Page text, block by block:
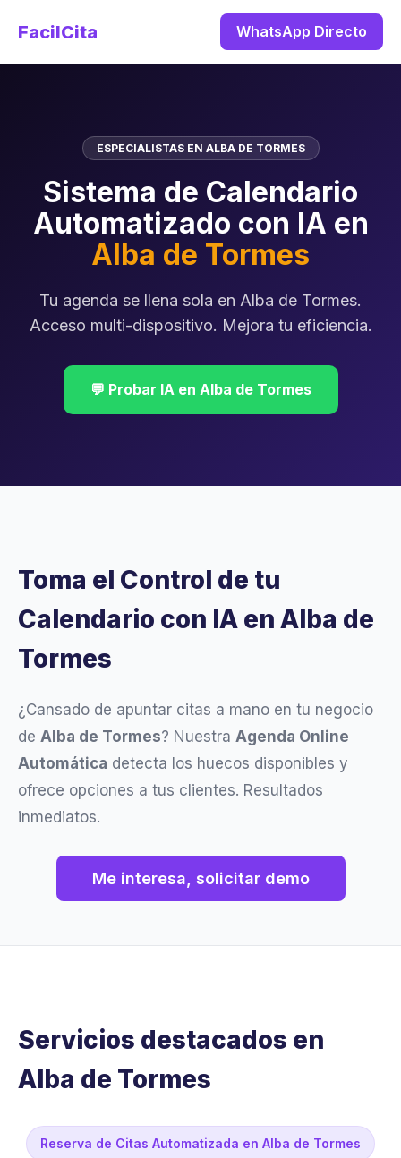
FacilCita WhatsApp Directo
ESPECIALISTAS EN ALBA DE TORMES
Sistema de Calendario
Automatizado con IA en
Alba de Tormes
Tu agenda se llena sola en Alba de Tormes.
Acceso multi-dispositivo. Mejora tu eficiencia.
💬 Probar IA en Alba de Tormes
Toma el Control de tu
Calendario con IA en Alba de
Tormes
¿Cansado de apuntar citas a mano en tu negocio
de Alba de Tormes? Nuestra Agenda Online
Automática detecta los huecos disponibles y
ofrece opciones a tus clientes. Resultados
inmediatos.
Me interesa, solicitar demo
Servicios destacados en
Alba de Tormes
Reserva de Citas Automatizada en Alba de Tormes